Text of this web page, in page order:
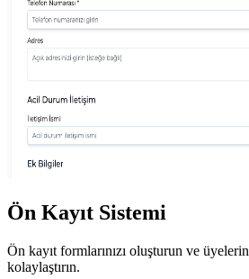
Ön Kayıt Sistemi
Ön kayıt formlarınızı oluşturun ve
kolaylaştırın.